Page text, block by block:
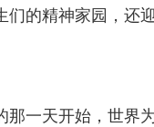
们的精神家园，还
那一天开始，世界